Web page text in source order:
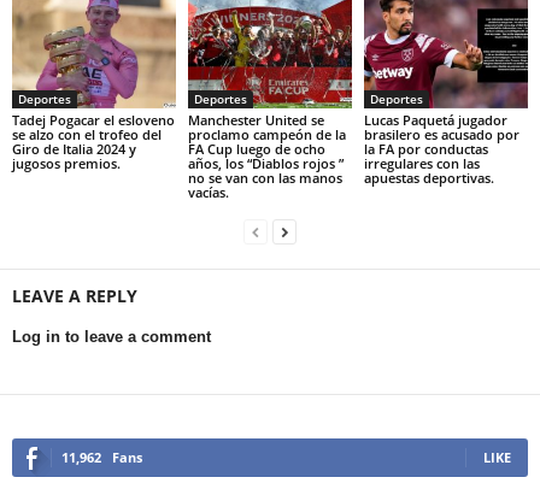
Deportes
Tadej Pogacar el esloveno
se alzo con el trofeo del
Giro de Italia 2024 y
jugosos premios.
Deportes
Manchester United se
proclamo campeón de la
FA Cup luego de ocho
años, los “Diablos rojos ”
no se van con las manos
vacías.
Deportes
Lucas Paquetá jugador
brasilero es acusado por
la FA por conductas
irregulares con las
apuestas deportivas.
LEAVE A REPLY
Log in to leave a comment
11,962 Fans LIKE